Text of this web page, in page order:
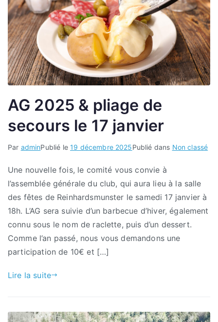
AG 2025 & pliage de
secours le 17 janvier
Par adminPublié le19 décembre 2025Publié dans Non classé
Une nouvelle fois, le comité vous convie à
l’assemblée générale du club, qui aura lieu à la salle
des fêtes de Reinhardsmunster le samedi 17 janvier à
18h. L’AG sera suivie d’un barbecue d’hiver, également
connu sous le nom de raclette, puis d’un dessert.
Comme l’an passé, nous vous demandons une
participation de 10€ et […]
Lire la suite